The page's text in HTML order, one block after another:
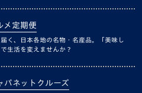
メ定期便
く、日本各地の名物・名産品。「美味し
生活を変えませんか？
パネットクルーズ